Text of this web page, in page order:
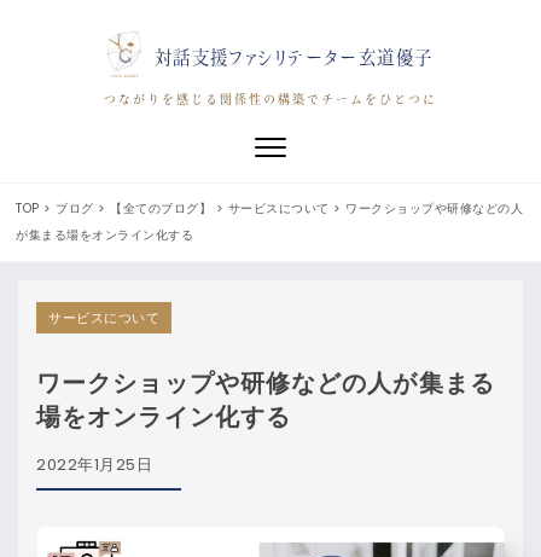
対話支援ファシリテーター玄道優子
つながりを感じる関係性の構築でチームをひとつに
Toggle navigation
TOP > ブログ > 【全てのブログ】 > サービスについて > ワークショップや研修などの人
が集まる場をオンライン化する
サービスについて
ワークショップや研修などの人が集まる
場をオンライン化する
2022年1月25日